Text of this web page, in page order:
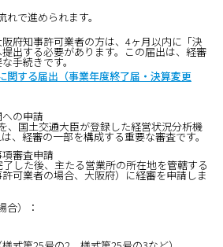
で進められます。
府知事許可業者の方は、4ヶ月以内に「決
出する必要があります。この届出は、経審
手続きです。
関する届出（事業年度終了届・決算変更
の申請
、国土交通大臣が登録した経営状況分析機
、経審の一部を構成する重要な審査です。
審査申請
した後、主たる営業所の所在地を管轄する
可業者の場合、大阪府）に経審を申請しま
合）：